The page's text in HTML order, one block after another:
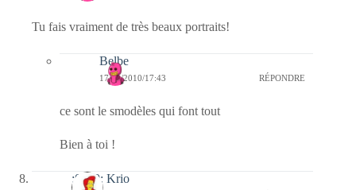
Tu fais vraiment de très beaux portraits!
Belbe
17/09/2010/17:43 RÉPONDRE
ce sont le smodèles qui font tout
Bien à toi !
:0010: Krio